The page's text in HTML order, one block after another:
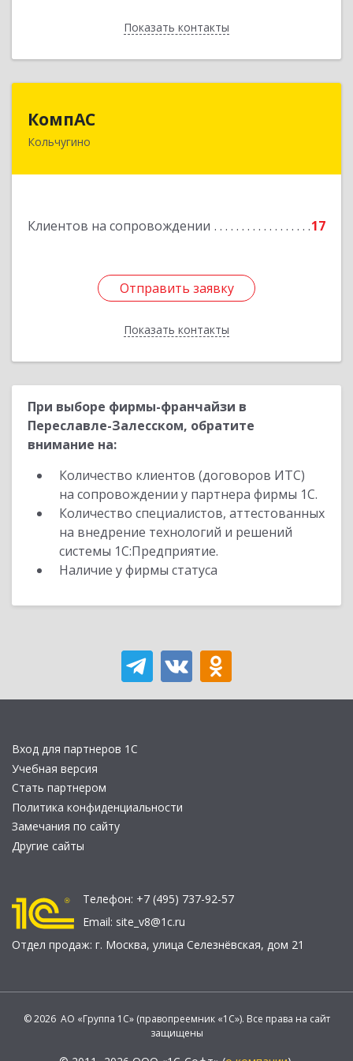
Показать контакты
Назад
КомпАС
Кольчугино
Клиентов на сопровождении 17
Отправить заявку
Показать контакты
601782, Владимирская область, г.Кольчугино,
Отправить заявку
Назад
При выборе фирмы-франчайзи в
Переславле-Залесском, обратите
внимание на:
Количество клиентов (договоров ИТС)
на сопровождении у партнера фирмы 1С.
Количество специалистов, аттестованных
на внедрение технологий и решений
системы 1С:Предприятие.
Наличие у фирмы статуса
Вход для партнеров 1С
Учебная версия
Стать партнером
Политика конфиденциальности
Замечания по сайту
Другие сайты
Телефон: +7 (495) 737-92-57
Email: site_v8@1c.ru
Отдел продаж: г. Москва, улица Селезнёвская, дом 21
© 2026 АО «Группа 1С» (правопреемник «1С»). Все права на сайт
защищены